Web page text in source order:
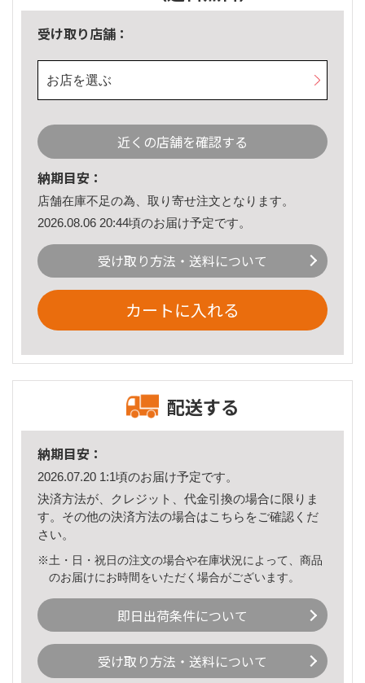
受け取り店舗：
お店を選ぶ
近くの店舗を確認する
納期目安：
店舗在庫不足の為、取り寄せ注文となります。
2026.08.06 20:44頃のお届け予定です。
受け取り方法・送料について
カートに入れる
配送する
納期目安：
2026.07.20 1:1頃のお届け予定です。
決済方法が、クレジット、代金引換の場合に限りま
す。その他の決済方法の場合はこちら をご確認くだ
さい。
※土・日・祝日の注文の場合や在庫状況によって、商品
のお届けにお時間をいただく場合がございます。
即日出荷条件について
受け取り方法・送料について